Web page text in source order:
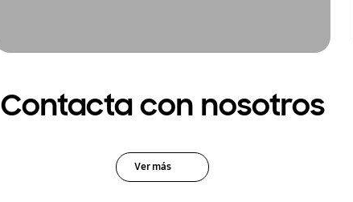
Contacta con nosotros
Ver más